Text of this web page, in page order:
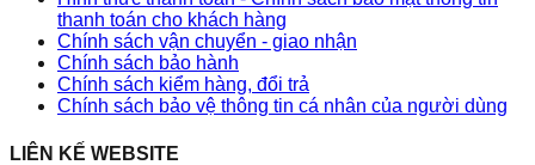
thanh toán cho khách hàng
Chính sách vận chuyển - giao nhận
Chính sách bảo hành
Chính sách kiểm hàng, đổi trả
Chính sách bảo vệ thông tin cá nhân của người dùng
LIÊN KẾ WEBSITE